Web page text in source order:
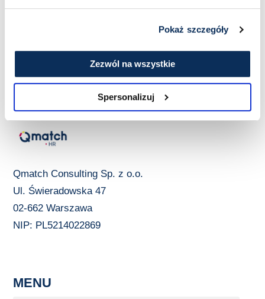
Pokaż szczegóły
Zezwól na wszystkie
Spersonalizuj
Qmatch Consulting Sp. z o.o.
Ul. Świeradowska 47
02-662 Warszawa
NIP: PL5214022869
MENU